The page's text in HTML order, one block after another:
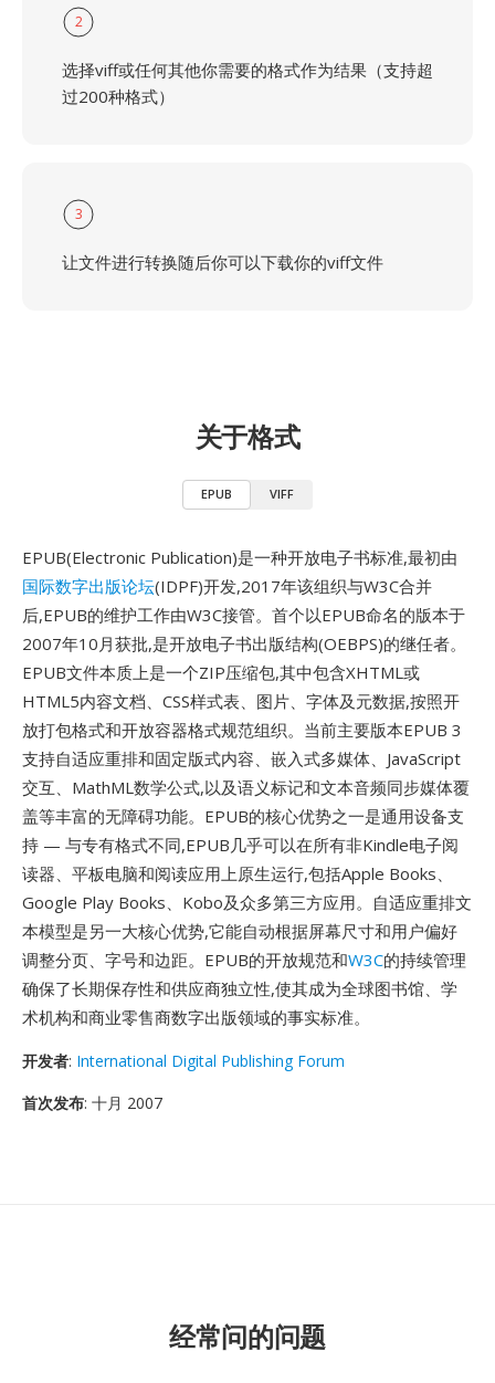
2
选择viff或任何其他你需要的格式作为结果（支持超
过200种格式）
3
让文件进行转换随后你可以下载你的viff文件
关于格式
EPUB VIFF
EPUB(Electronic Publication)是一种开放电子书标准,最初由
国际数字出版论坛(IDPF)开发,2017年该组织与W3C合并
后,EPUB的维护工作由W3C接管。首个以EPUB命名的版本于
2007年10月获批,是开放电子书出版结构(OEBPS)的继任者。
EPUB文件本质上是一个ZIP压缩包,其中包含XHTML或
HTML5内容文档、CSS样式表、图片、字体及元数据,按照开
放打包格式和开放容器格式规范组织。当前主要版本EPUB 3
支持自适应重排和固定版式内容、嵌入式多媒体、JavaScript
交互、MathML数学公式,以及语义标记和文本音频同步媒体覆
盖等丰富的无障碍功能。EPUB的核心优势之一是通用设备支
持 — 与专有格式不同,EPUB几乎可以在所有非Kindle电子阅
读器、平板电脑和阅读应用上原生运行,包括Apple Books、
Google Play Books、Kobo及众多第三方应用。自适应重排文
本模型是另一大核心优势,它能自动根据屏幕尺寸和用户偏好
调整分页、字号和边距。EPUB的开放规范和W3C的持续管理
确保了长期保存性和供应商独立性,使其成为全球图书馆、学
术机构和商业零售商数字出版领域的事实标准。
开发者: International Digital Publishing Forum
首次发布: 十月 2007
经常问的问题